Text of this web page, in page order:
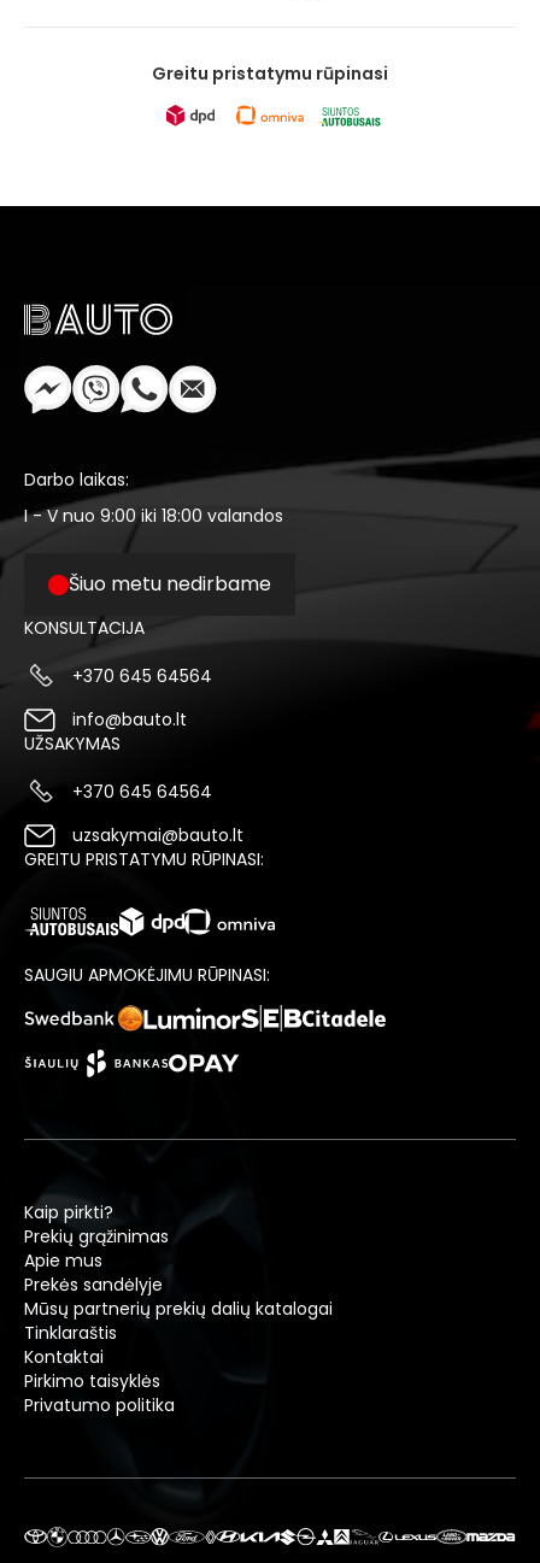
Greitu pristatymu rūpinasi
Darbo laikas:
I - V nuo 9:00 iki 18:00 valandos
Šiuo metu nedirbame
KONSULTACIJA
+370 645 64564
info@bauto.lt
UŽSAKYMAS
+370 645 64564
uzsakymai@bauto.lt
GREITU PRISTATYMU RŪPINASI:
SAUGIU APMOKĖJIMU RŪPINASI:
Kaip pirkti?
Prekių grąžinimas
Apie mus
Prekės sandėlyje
Mūsų partnerių prekių dalių katalogai
Tinklaraštis
Kontaktai
Pirkimo taisyklės
Privatumo politika